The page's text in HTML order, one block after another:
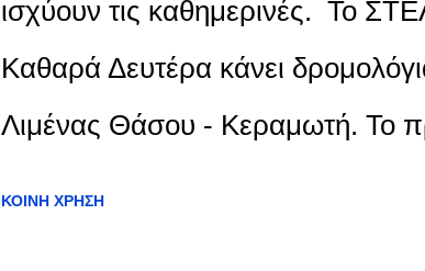
ισχύουν τις καθημερινές. Το
Καθαρά Δευτέρα κάνει
Λιμένας Θάσου - Κεραμωτή. Το
ΚΟΙΝΉ ΧΡΉΣΗ